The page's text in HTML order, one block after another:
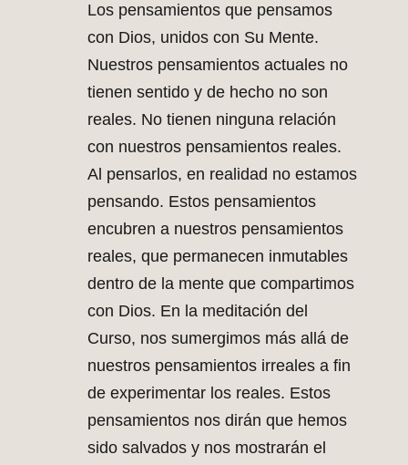
Los pensamientos que pensamos
con Dios, unidos con Su Mente.
Nuestros pensamientos actuales no
tienen sentido y de hecho no son
reales. No tienen ninguna relación
con nuestros pensamientos reales.
Al pensarlos, en realidad no estamos
pensando. Estos pensamientos
encubren a nuestros pensamientos
reales, que permanecen inmutables
dentro de la mente que compartimos
con Dios. En la meditación del
Curso, nos sumergimos más allá de
nuestros pensamientos irreales a fin
de experimentar los reales. Estos
pensamientos nos dirán que hemos
sido salvados y nos mostrarán el